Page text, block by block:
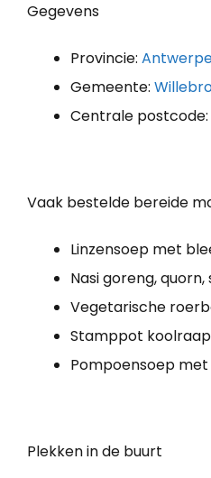
Gegevens
Provincie:
Gemeente:
Centrale postcode:
Vaak bestelde bereide
Linzensoep met
Nasi goreng, quorn,
Vegetarische
Stamppot
Pompoensoep
Plekken in de buurt